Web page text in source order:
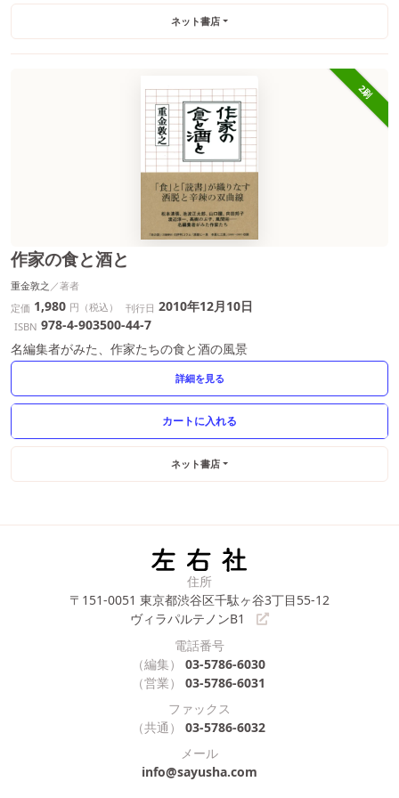
ネット書店
2刷
作家の食と酒と
重金敦之
定価 1,980 円（税込） 刊行日 2010年12月10日
ISBN 978-4-903500-44-7
名編集者がみた、作家たちの食と酒の風景
詳細を見る
ネット書店
住所
〒151-0051 東京都渋谷区千駄ヶ谷3丁目55-12
ヴィラパルテノンB1
電話番号
（編集）
03-5786-6030
（営業）
03-5786-6031
ファックス
（共通）
03-5786-6032
メール
info@sayusha.com